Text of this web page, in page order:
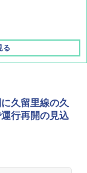
る
冷剤 2個セット 2
空間倍増 衛生的
久留里線の久
行再開の見込